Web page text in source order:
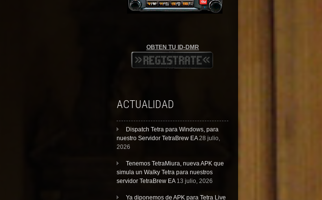
OBTEN TU ID-DMR
ACTUALIDAD
Dispatch Tetra para Windows, para
nuestro Servidor TetraBrew EA 28 julio,
2026
Tenemos TetraMiura, nueva APK que
simula un Walky Tetra para nuestros
servidor TetraBrew EA 13 julio, 2026
Ya diponemos de APK para Tetra Live